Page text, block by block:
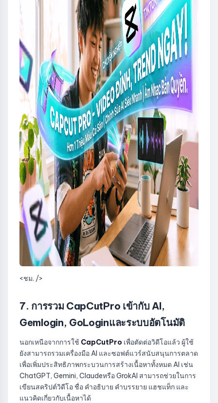
<ชม. />
7. การรวม CapCutPro เข้ากับ AI,
Gemlogin, GoLoginและระบบอัตโนมัติ
นอกเหนือจากการใช้ CapCutPro เพื่อตัดต่อวิดีโอแล้ว ผู้ใช้
ยังสามารถรวมเครื่องมือ AI และซอฟต์แวร์สนับสนุนการตลาด
เพื่อเพิ่มประสิทธิภาพกระบวนการสร้างเนื้อหาทั้งหมด AI เช่น
ChatGPT, Gemini, Claudeหรือ GrokAI สามารถช่วยในการ
เขียนสคริปต์วิดีโอ ชื่อ คำอธิบาย คำบรรยาย แฮชแท็ก และ
แนวคิดเกี่ยวกับเนื้อหาได้